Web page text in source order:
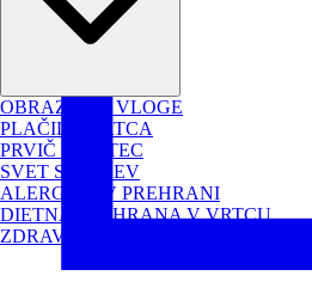
OBRAZCI IN VLOGE
PLAČILO VRTCA
PRVIČ V VRTEC
SVET STARŠEV
ALERGENI V PREHRANI
DIETNA PREHRANA V VRTCU
ZDRAVA PREHRANA V